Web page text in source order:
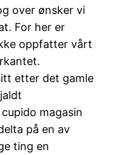
over ønsker vi
For her er
oppfatter vårt
etter det gamle
magasin
på en av
ting en